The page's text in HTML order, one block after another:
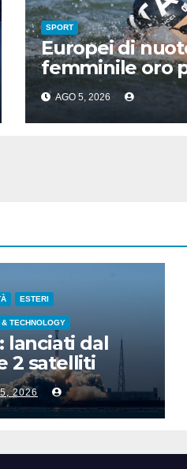
SPORT
Europei di
femminile oro
e bronzo per
AGO 5, 2026
ESTERI
TECHNOLOGY
lanciati dal
2 satelliti
nello
2026